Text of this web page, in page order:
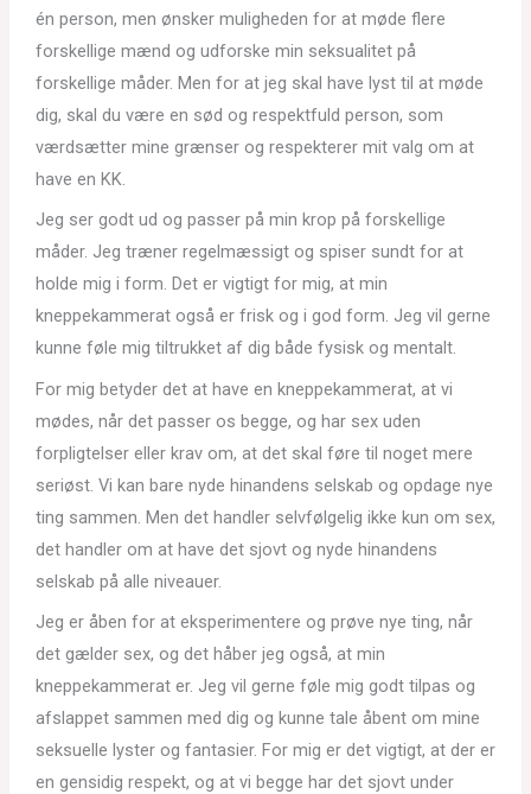
én person, men ønsker muligheden for at møde flere
forskellige mænd og udforske min seksualitet på
forskellige måder. Men for at jeg skal have lyst til at møde
dig, skal du være en sød og respektfuld person, som
værdsætter mine grænser og respekterer mit valg om at
have en KK.
Jeg ser godt ud og passer på min krop på forskellige
måder. Jeg træner regelmæssigt og spiser sundt for at
holde mig i form. Det er vigtigt for mig, at min
kneppekammerat også er frisk og i god form. Jeg vil gerne
kunne føle mig tiltrukket af dig både fysisk og mentalt.
For mig betyder det at have en kneppekammerat, at vi
mødes, når det passer os begge, og har sex uden
forpligtelser eller krav om, at det skal føre til noget mere
seriøst. Vi kan bare nyde hinandens selskab og opdage nye
ting sammen. Men det handler selvfølgelig ikke kun om sex,
det handler om at have det sjovt og nyde hinandens
selskab på alle niveauer.
Jeg er åben for at eksperimentere og prøve nye ting, når
det gælder sex, og det håber jeg også, at min
kneppekammerat er. Jeg vil gerne føle mig godt tilpas og
afslappet sammen med dig og kunne tale åbent om mine
seksuelle lyster og fantasier. For mig er det vigtigt, at der er
en gensidig respekt, og at vi begge har det sjovt under